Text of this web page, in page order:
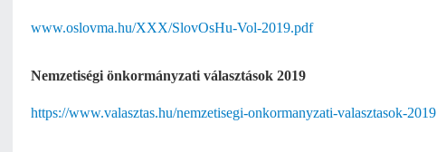
www.oslovma.hu/XXX/SlovOsHu-Vol-2019.pdf
Nemzetiségi önkormányzati választások 2019
https://www.valasztas.hu/nemzetisegi-onkormanyzati-valasztasok-2019